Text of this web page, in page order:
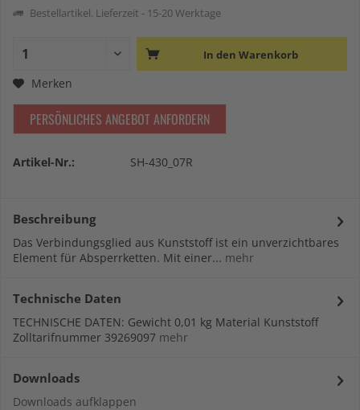
Bestellartikel. Lieferzeit - 15-20 Werktage
In den Warenkorb
Merken
PERSÖNLICHES ANGEBOT ANFORDERN
Artikel-Nr.: SH-430_07R
Beschreibung
Das Verbindungsglied aus Kunststoff ist ein unverzichtbares
Element für Absperrketten. Mit einer... mehr
Technische Daten
TECHNISCHE DATEN: Gewicht 0,01 kg Material Kunststoff
Zolltarifnummer 39269097 mehr
Downloads
Downloads aufklappen